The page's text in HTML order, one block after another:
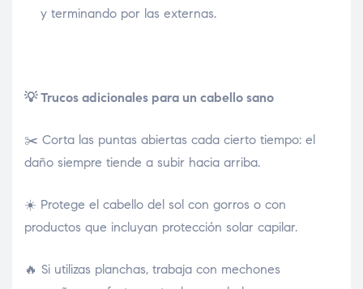
y terminando por las externas.
💡 Trucos adicionales para un cabello sano
✂️ Corta las puntas abiertas cada cierto tiempo: el
daño siempre tiende a subir hacia arriba.
☀️ Protege el cabello del sol con gorros o con
productos que incluyan protección solar capilar.
🔥 Si utilizas planchas, trabaja con mechones